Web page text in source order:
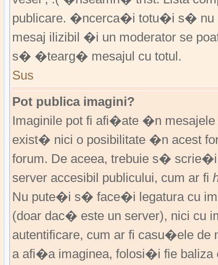
publicare. �ncerca�i totu�i s� nu
mesaj ilizibil �i un moderator se
s� �tearg� mesajul cu totul.
Sus
Pot publica imagini?
Imaginile pot fi afi�ate �n
exist� nici o posibilitate �n acest
forum. De aceea, trebuie s�
server accesibil publicului, cum ar fi
Nu pute�i s� face�i legatura cu
(doar dac� este un server), nici cu
autentificare, cum ar fi casu�ele de
a afi�a imaginea, folosi�i fie baliza